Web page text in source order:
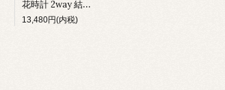
花時計 2way 結婚祝い 新築祝い 両親贈呈品 造花 掛け時計 置き時計 ラナンキュラス 薔薇 時計 フラワー ギフト プレゼント 女性 母親 誕生日 還暦祝い 母の日 開店 退職 引越し
13,480円(内税)